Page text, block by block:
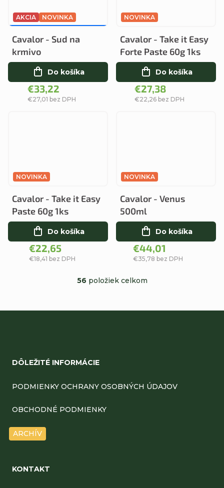
AKCIA NOVINKA
Cavalor - Sud na
krmivo
€27,01 bez DPH
€33,22
Do košíka
NOVINKA
Cavalor - Take it Easy
Forte Paste 60g 1ks
€22,26 bez DPH
€27,38
Do košíka
NOVINKA
Cavalor - Take it Easy
Paste 60g 1ks
€18,41 bez DPH
€22,65
Do košíka
NOVINKA
Cavalor - Venus
500ml
€35,78 bez DPH
€44,01
Do košíka
c
56 položiek celkom
DÔLEŽITÉ INFORMÁCIE
PODMIENKY OCHRANY OSOBNÝCH ÚDAJOV
OBCHODNÉ PODMIENKY
ARCHÍV
KONTAKT